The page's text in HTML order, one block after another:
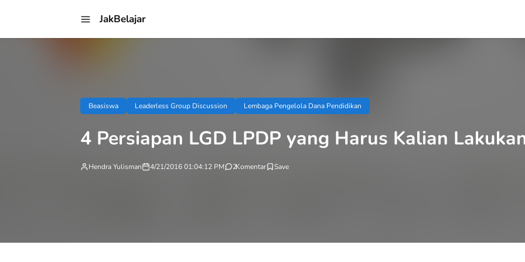
JakBelajar
Beasiswa Leaderless Group Discussion Lembaga Pengelola Dana Pendidikan
4 Persiapan LGD LPDP yang Harus Kalian
Hendra Yulisman 4/21/2016 01:04:12 PM 2Komentar